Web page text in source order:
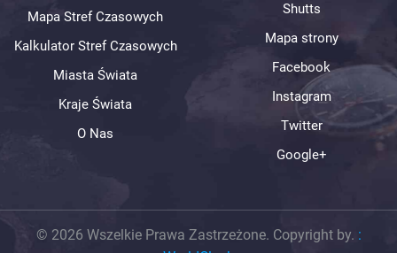
Mapa Stref Czasowych
Kalkulator Stref Czasowych
Miasta Świata
Kraje Świata
O Nas
Shutts
Mapa strony
Facebook
Instagram
Twitter
Google+
© 2026 Wszelkie Prawa Zastrzeżone. Copyright by. :